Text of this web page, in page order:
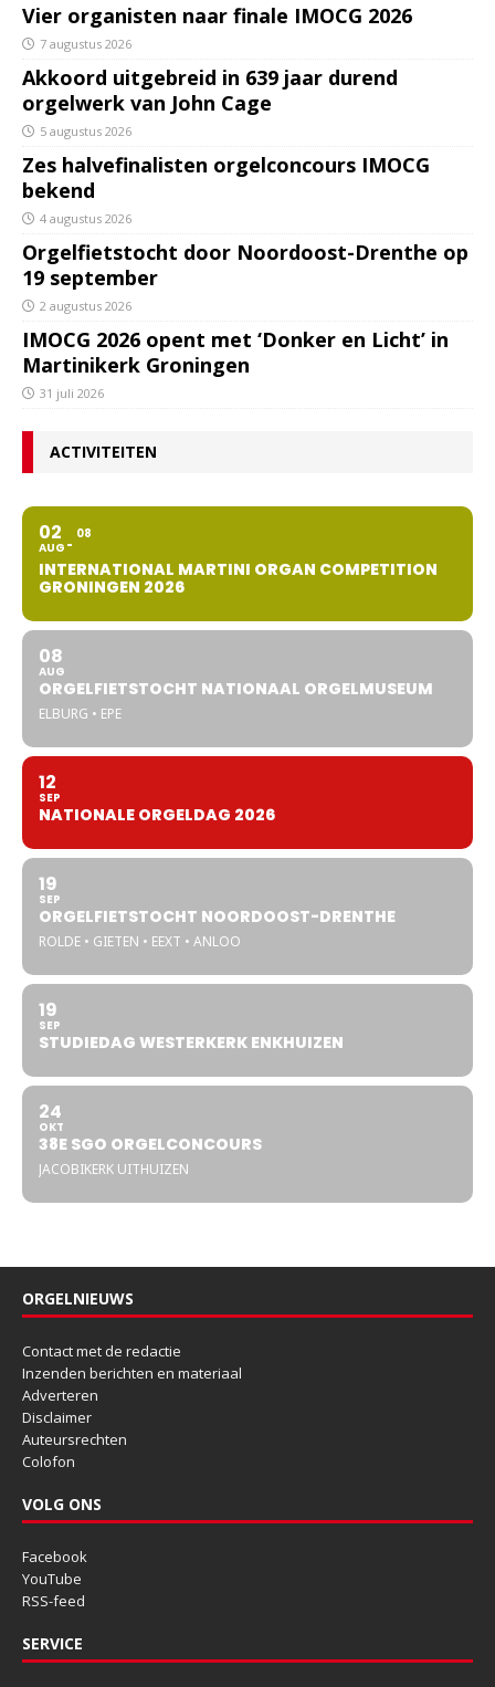
Vier organisten naar finale IMOCG 2026
7 augustus 2026
Akkoord uitgebreid in 639 jaar durend
orgelwerk van John Cage
5 augustus 2026
Zes halvefinalisten orgelconcours IMOCG
bekend
4 augustus 2026
Orgelfietstocht door Noordoost-Drenthe op
19 september
2 augustus 2026
IMOCG 2026 opent met ‘Donker en Licht’ in
Martinikerk Groningen
31 juli 2026
ACTIVITEITEN
02
AUG
08
INTERNATIONAL MARTINI ORGAN COMPETITION
GRONINGEN 2026
08
AUG
ORGELFIETSTOCHT NATIONAAL ORGELMUSEUM
ELBURG • EPE
12
SEP
NATIONALE ORGELDAG 2026
19
SEP
ORGELFIETSTOCHT NOORDOOST-DRENTHE
ROLDE • GIETEN • EEXT • ANLOO
19
SEP
STUDIEDAG WESTERKERK ENKHUIZEN
24
OKT
38E SGO ORGELCONCOURS
JACOBIKERK UITHUIZEN
ORGELNIEUWS
Contact met de redactie
Inzenden berichten en materiaal
Adverteren
Disclaimer
Auteursrechten
Colofon
VOLG ONS
Facebook
YouTube
RSS-feed
SERVICE